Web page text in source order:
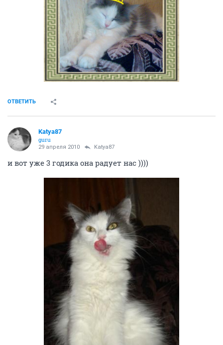
ОТВЕТИТЬ
Katya87
guru
29 апреля 2010 Katya87
и вот уже 3 годика она радует нас ))))